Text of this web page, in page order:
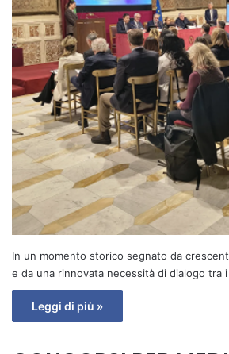
In un momento storico segnato da
e da una rinnovata necessità di dialogo tra
Leggi di più »